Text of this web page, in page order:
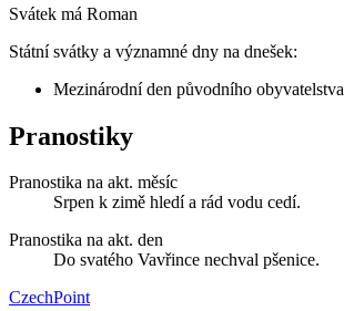
Svátek má Roman
Státní svátky a významné dny na dnešek:
Mezinárodní den původního obyvatelstva
Pranostiky
Pranostika na akt. měsíc
Srpen k zimě hledí a rád vodu cedí.
Pranostika na akt. den
Do svatého Vavřince nechval pšenice.
CzechPoint